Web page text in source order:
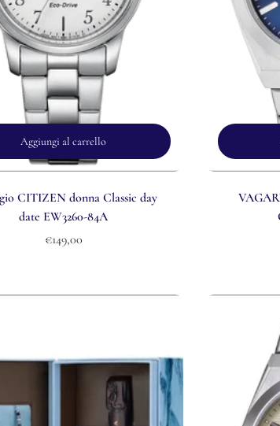
Aggiungi al carrello
CITIZEN donna Classic day
date EW3260-84A
€149,00